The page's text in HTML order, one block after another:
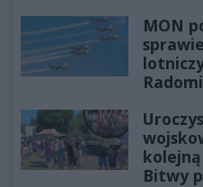
MON
Bitwy